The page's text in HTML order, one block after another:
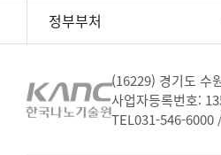
정부부처
(16229) 경기도 수
사업자등록번호:
TEL031-546-6000